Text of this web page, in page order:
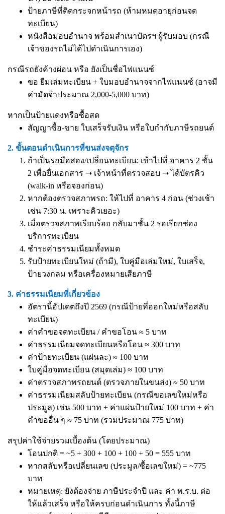
ป้ายภาษีที่ติดกระจกหน้ารถ (ห้ามหมดอายุก่อนจด
ทะเบียน)
หนังสือมอบอำนาจ พร้อมสำเนาบัตรฯ ผู้รับมอบ (กรณี
เจ้าของรถไม่ได้ไปดำเนินการเอง)
กรณีรถยังค้างผ่อน หรือ ยังเป็นชื่อไฟแนนซ์
ขอ ยืมเล่มทะเบียน + ใบมอบอำนาจจากไฟแนนซ์ (อาจมี
ค่ามัดจำประมาณ 2,000-5,000 บาท)
หากเป็นป้ายแดงหรือซื้อสด
สัญญาซื้อ-ขาย ใบเสร็จรับเงิน หรือใบกำกับภาษีรถยนต์
2. ขั้นตอนดำเนินการที่ขนส่งจตุจักร
ถ้าเป็นรถมือสอง/เปลี่ยนทะเบียน: เข้าไปที่ อาคาร 2 ชั้น
2 เพื่อยื่นเอกสาร ➝ เจ้าหน้าที่ตรวจสอบ ➝ ได้บัตรคิว
(walk-in หรือจองก่อน)
หากต้องตรวจสภาพรถ: ให้ไปที่ อาคาร 4 ก่อน (ช่วงเช้า
เช่น 7:30 น. เพราะคิวเยอะ)
เมื่อตรวจสภาพเรียบร้อย กลับมาชั้น 2 รอเรียกช่อง
บริการทะเบียน
ชำระค่าธรรมเนียมทั้งหมด
รับป้ายทะเบียนใหม่ (ถ้ามี), ใบคู่มือเล่มใหม่, ใบเสร็จ,
ป้ายวงกลม หรือเครื่องหมายเสียภาษี
3. ค่าธรรมเนียมที่เกี่ยวข้อง
อัตรานี้อัปเดตถึงปี 2569 (กรณีป้ายที่ออกใหม่หรือสลับ
ทะเบียน)
ค่าคำขอจดทะเบียน / คำขอโอน ≈ 5 บาท
ค่าธรรมเนียมจดทะเบียนหรือโอน ≈ 300 บาท
ค่าป้ายทะเบียน (แผ่นละ) ≈ 100 บาท
ใบคู่มือจดทะเบียน (สมุดเล่ม) ≈ 100 บาท
ค่าตรวจสภาพรถยนต์ (ตรวจภายในขนส่ง) ≈ 50 บาท
ค่าธรรมเนียมสลับป้ายทะเบียน (กรณีขอเลขใหม่หรือ
ประมูล) เช่น 500 บาท + ค่าแผ่นป้ายใหม่ 100 บาท + ค่า
คำขออื่น ๆ ≈ 75 บาท (รวมประมาณ 775 บาท)
สรุปค่าใช้จ่ายรวมเบื้องต้น (โดยประมาณ)
โอนปกติ = ~5 + 300 + 100 + 100 + 50 = 555 บาท
หากสลับหรือเปลี่ยนเลข (ประมูล/ซื้อเลขใหม่) = ~775
บาท
หมายเหตุ: ยังต้องจ่าย ภาษีประจำปี และ ค่า พ.ร.บ. ต่อ
ให้แล้วเสร็จ หรือให้ครบก่อนดำเนินการ ทั้งนี้ภาษี